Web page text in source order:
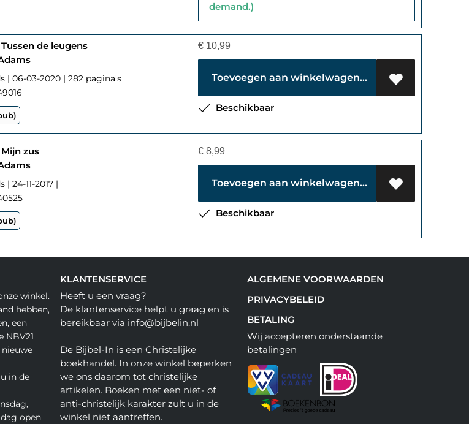
demand.)
Tussen de leugens
| 06-03-2020 | 282 pagina's
€ 10,99
Toevoegen aan winkelwagen
Beschikbaar
Mijn zus
| 24-11-2017 |
€ 8,99
Toevoegen aan winkelwagen
Beschikbaar
winkel.
hebben,
een
NBV21
nieuwe
in de
open
KLANTENSERVICE
Heeft u een vraag?
De klantenservice helpt u graag en is
bereikbaar via info@bijbelin.nl
De Bijbel-In is een Christelijke
boekhandel. In onze winkel beperken
we ons daarom tot christelijke
artikelen. Boeken met een niet- of
anti-christelijk karakter zult u in de
winkel niet aantreffen.
ALGEMENE VOORWAARDEN
PRIVACYBELEID
BETALING
Wij accepteren onderstaande
betalingen